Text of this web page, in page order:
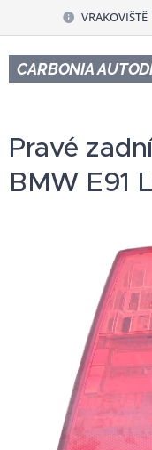
CARBONIA
Pravé
BMW E91